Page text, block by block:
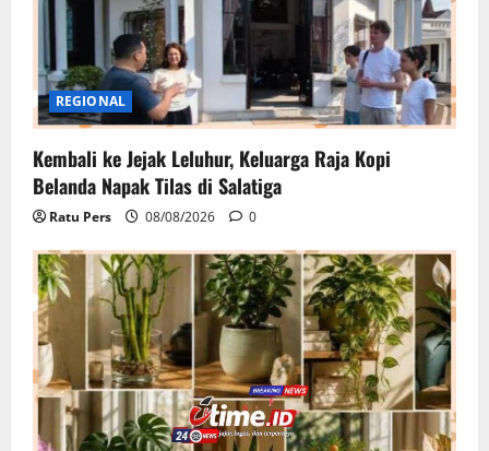
REGIONAL
Kembali ke Jejak Leluhur, Keluarga Raja Kopi
Belanda Napak Tilas di Salatiga
Ratu Pers 08/08/2026 0